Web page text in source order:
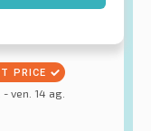
ven. 14 ag.